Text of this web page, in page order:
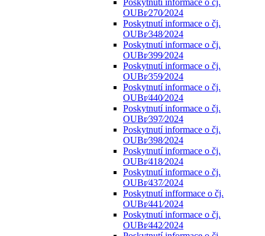
Poskytnutí informace o čj.
OUBr⁄270⁄2024
Poskytnutí informace o čj.
OUBr⁄348⁄2024
Poskytnutí informace o čj.
OUBr⁄399⁄2024
Poskytnutí informace o čj.
OUBr⁄359⁄2024
Poskytnutí informace o čj.
OUBr⁄440⁄2024
Poskytnutí informace o čj.
OUBr⁄397⁄2024
Poskytnutí informace o čj.
OUBr⁄398⁄2024
Poskytnutí informace o čj.
OUBr⁄418⁄2024
Poskytnutí informace o čj.
OUBr⁄437⁄2024
Poskytnutí infformace o čj.
OUBr⁄441⁄2024
Poskytnutí informace o čj.
OUBr⁄442⁄2024